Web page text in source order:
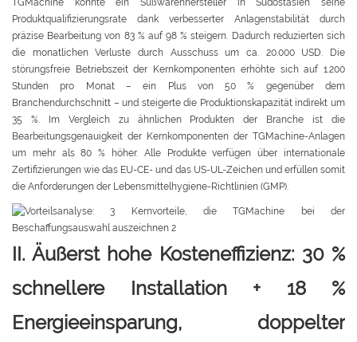
TGMachine konnte ein Süßwarenhersteller in Südostasien seine
Produktqualifizierungsrate dank verbesserter Anlagenstabilität durch
präzise Bearbeitung von 83 % auf 98 % steigern. Dadurch reduzierten sich
die monatlichen Verluste durch Ausschuss um ca. 20.000 USD. Die
störungsfreie Betriebszeit der Kernkomponenten erhöhte sich auf 1.200
Stunden pro Monat – ein Plus von 50 % gegenüber dem
Branchendurchschnitt – und steigerte die Produktionskapazität indirekt um
35 %. Im Vergleich zu ähnlichen Produkten der Branche ist die
Bearbeitungsgenauigkeit der Kernkomponenten der TGMachine-Anlagen
um mehr als 80 % höher. Alle Produkte verfügen über internationale
Zertifizierungen wie das EU-CE- und das US-UL-Zeichen und erfüllen somit
die Anforderungen der Lebensmittelhygiene-Richtlinien (GMP).
II. Äußerst hohe Kosteneffizienz: 30 %
schnellere Installation + 18 %
Energieeinsparung, doppelter